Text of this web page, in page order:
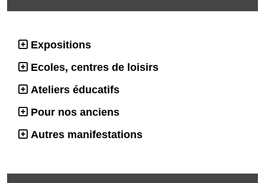
Expositions
Ecoles, centres de loisirs
Ateliers éducatifs
Pour nos anciens
Autres manifestations